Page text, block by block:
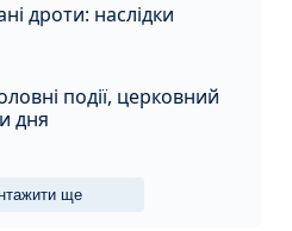
дроти: наслідки
події, церковний
дня
ще